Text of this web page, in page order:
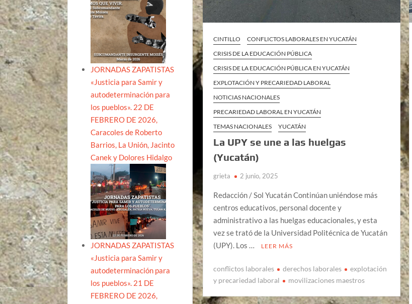
CINTILLO
CONFLICTOS LABORALES EN YUCATÁN
CRISIS DE LA EDUCACIÓN PÚBLICA
CRISIS DE LA EDUCACIÓN PÚBLICA EN YUCATÁN
EXPLOTACIÓN Y PRECARIEDAD LABORAL
NOTICIAS NACIONALES
PRECARIEDAD LABORAL EN YUCATÁN
TEMAS NACIONALES
YUCATÁN
La UPY se une a las huelgas
(Yucatán)
grieta 2 junio, 2025
Redacción / Sol Yucatán Continúan uniéndose más
centros educativos, personal docente y
administrativo a las huelgas educacionales, y esta
vez se trató de la Universidad Politécnica de Yucatán
(UPY). Los …
LEER MÁS
conflictos laborales derechos laborales
explotación
y precariedad laboral
movilizaciones maestros
JORNADAS ZAPATISTAS
«Justicia para Samir y
autodeterminación para
los pueblos». 22 DE
FEBRERO DE 2026,
Caracoles de Roberto
Barrios, La Unión, Jacinto
Canek y Dolores Hidalgo
JORNADAS ZAPATISTAS
«Justicia para Samir y
autodeterminación para
los pueblos». 21 DE
FEBRERO DE 2026,